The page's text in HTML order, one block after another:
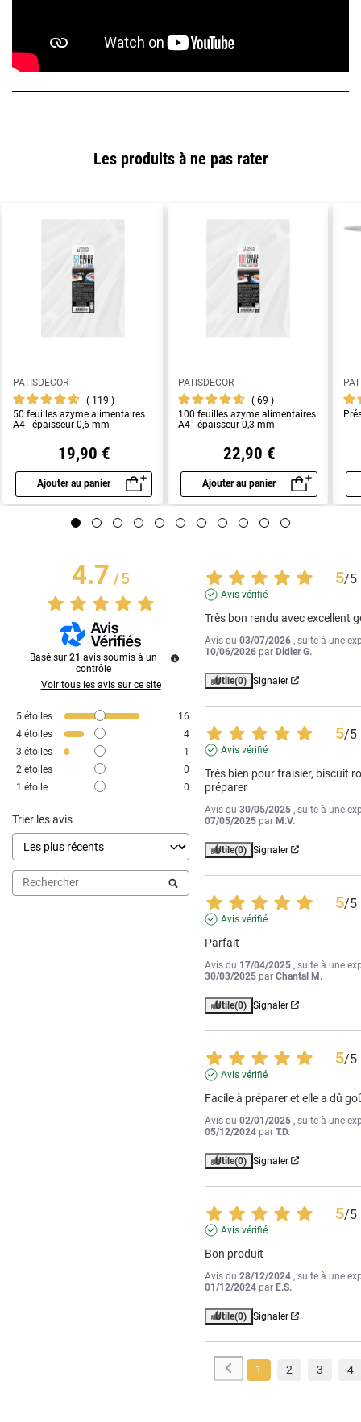
Les produits à ne pas rater
PATISDECOR
119
50 feuilles azyme alimentaires
A4 - épaisseur 0,6 mm
19,90 €
Ajouter au panier
Aperçu rapide
PATISDECOR
69
100 feuilles azyme alimentaires
A4 - épaisseur 0,3 mm
22,90 €
Ajouter au panier
Aperçu rapide
4.7/5
Basé sur 21 avis soumis à un
contrôle
Voir tous les avis sur ce site
5 étoiles
16
4 étoiles
4
3 étoiles
1
2 étoiles
0
1 étoile 0
Trier les avis
5/5
Avis vérifié
Très bon rendu avec excellent
Avis du03/07/2026 , suite à une
10/06/2026 parDidier G.
Utile(0) Signaler
5/5
Avis vérifié
Très bien pour fraisier, biscuit
préparer
Avis du30/05/2025 , suite à une
07/05/2025 parM.V.
Utile(0) Signaler
5/5
Avis vérifié
Parfait
Avis du 17/04/2025 , suite à une
30/03/2025 parChantal M.
Utile(0) Signaler
5/5
Avis vérifié
Facile à préparer et elle a dû
Avis du02/01/2025 , suite à une
05/12/2024 parT.D.
Utile(0) Signaler
5/5
Avis vérifié
Bon produit
Avis du28/12/2024 , suite à une
01/12/2024 parE.S.
Utile(0) Signaler
1 2 3 4